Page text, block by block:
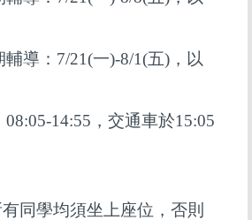
導：7/21(一)-8/1(五)，以
14:55，交通車於15:05
同學均須坐上座位，否則